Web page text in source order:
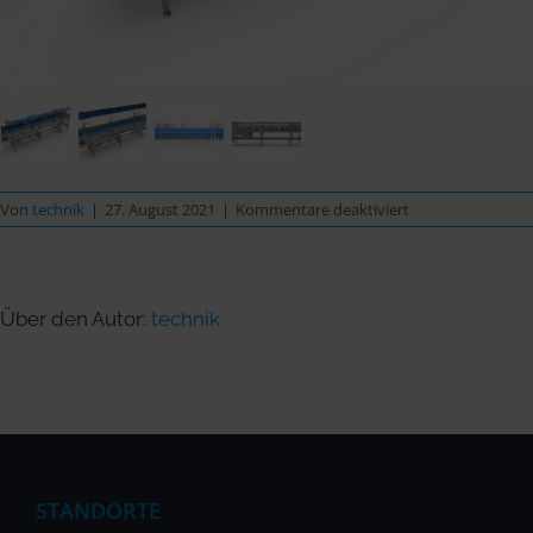
Von technik | 27. August 2021 | Kommentare deaktiviert
Handpackband
Über den Autor: technik
STANDORTE